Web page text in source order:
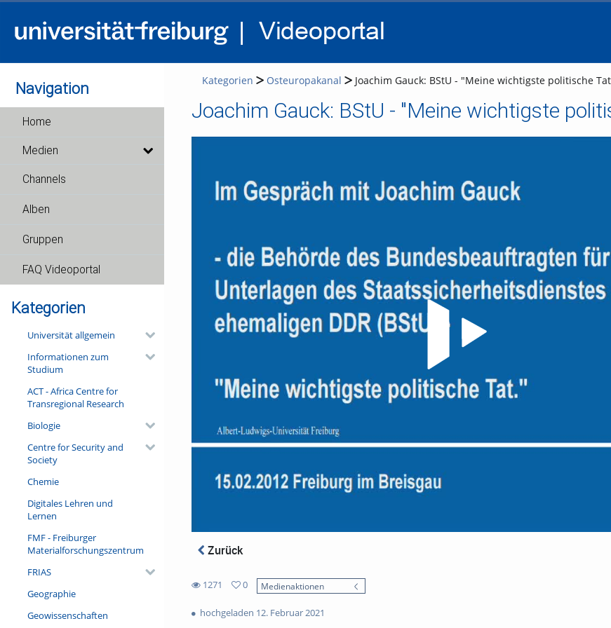
Navigation
Home
Medien
Channels
Alben
Gruppen
FAQ Videoportal
Kategorien
Universität allgemein
Informationen zum
Studium
ACT - Africa Centre for
Transregional Research
Biologie
Centre for Security and
Society
Chemie
Digitales Lehren und
Lernen
FMF - Freiburger
Materialforschungszentrum
FRIAS
Geographie
Geowissenschaften
Kategorien Osteuropakanal Joachim Gauck: BStU - "Meine wichtigste politische
Joachim Gauck: BStU - "Meine wichtigste
Video abspielen
Zurück
1271
views
0
favorites
Medienaktionen
hochgeladen 12. Februar 2021